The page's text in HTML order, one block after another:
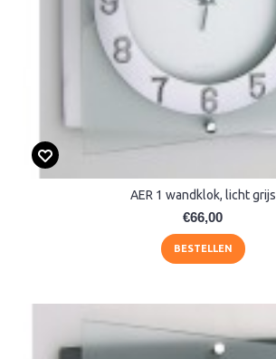
AER 1 wandklok, licht grijs
€66,00
BESTELLEN